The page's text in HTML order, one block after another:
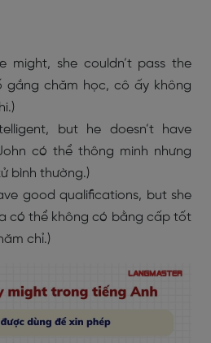
might, she couldn’t pass the
gắng chăm học, cô ấy không
but he doesn’t have
có thể thông minh nhưng
bình thường.)
good qualifications, but she
có thể không có bằng cấp tốt
chỉ.)